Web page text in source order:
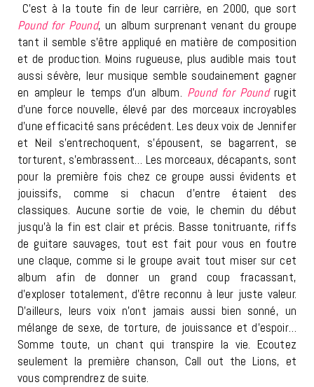
C’est à la toute fin de leur carrière, en 2000, que sort
Pound for Pound, un album surprenant venant du groupe
tant il semble s’être appliqué en matière de composition
et de production. Moins rugueuse, plus audible mais tout
aussi sévère, leur musique semble soudainement gagner
en ampleur le temps d’un album. Pound for Poundrugit
d’une force nouvelle, élevé par des morceaux incroyables
d’une efficacité sans précédent. Les deux voix de Jennifer
et Neil s’entrechoquent, s’épousent, se bagarrent, se
torturent, s’embrassent… Les morceaux, décapants, sont
pour la première fois chez ce groupe aussi évidents et
jouissifs, comme si chacun d’entre étaient des
classiques. Aucune sortie de voie, le chemin du début
jusqu’à la fin est clair et précis. Basse tonitruante, riffs
de guitare sauvages, tout est fait pour vous en foutre
une claque, comme si le groupe avait tout miser sur cet
album afin de donner un grand coup fracassant,
d’exploser totalement, d’être reconnu à leur juste valeur.
D’ailleurs, leurs voix n’ont jamais aussi bien sonné, un
mélange de sexe, de torture, de jouissance et d’espoir…
Somme toute, un chant qui transpire la vie. Ecoutez
seulement la première chanson, Call out the Lions, et
vous comprendrez de suite.